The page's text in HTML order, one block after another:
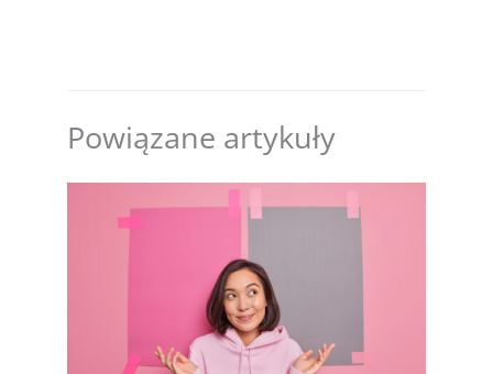
Powiązane artykuły